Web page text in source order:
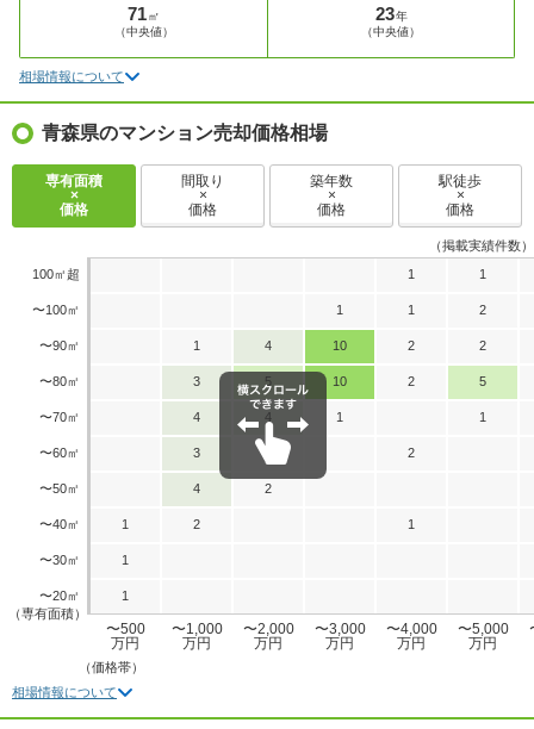
71㎡
（中央値）
23年
（中央値）
相場情報について
青森県のマンション売却価格相場
専有面積
×
価格
間取り
×
価格
築年数
×
価格
駅徒歩
×
価格
（掲載実績件数）
100㎡超
〜100㎡
〜90㎡
〜80㎡
〜70㎡
〜60㎡
〜50㎡
〜40㎡
〜30㎡
〜20㎡
（専有面積）
1 1
1 1 2
1 4 10 2 2
3 5 10 2 5
4 4 1 1
3 2
4 2
1 2 1
1
1
〜500
万円
〜1,000
万円
〜2,000
万円
〜3,000
万円
〜4,000
万円
〜5,000
万円
（価格帯）
相場情報について